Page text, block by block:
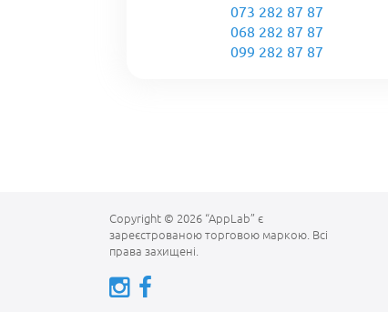
073 282 87 87
068 282 87 87
099 282 87 87
Copyright © 2026 “AppLab” є
зареєстрованою торговою маркою. Всі
права захищені.